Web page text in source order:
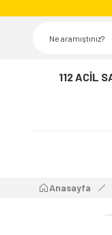
112 ACİL
Anasayfa